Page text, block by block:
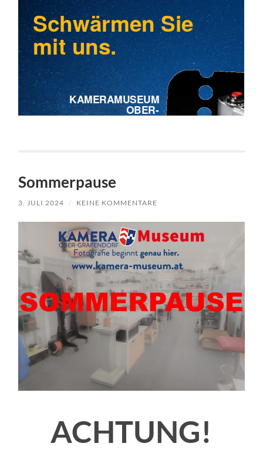
Sommerpause
3. JULI 2024 / KEINE KOMMENTARE
ACHTUNG!